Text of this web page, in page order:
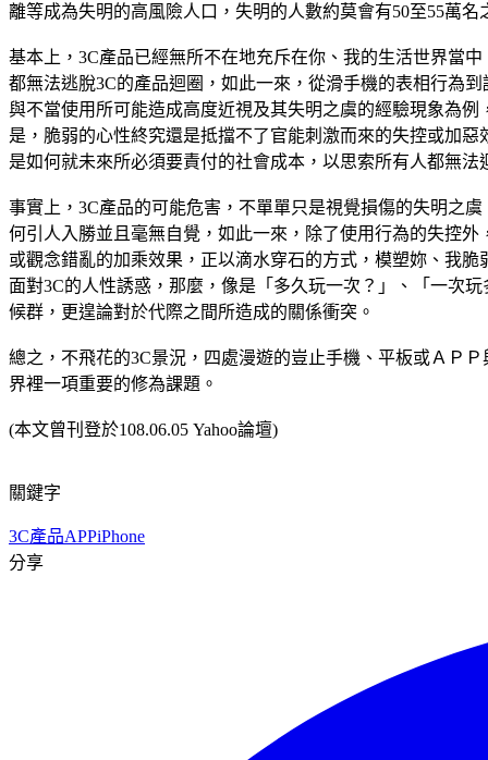
離等成為失明的高風險人口，失明的人數約莫會有50至55萬
基本上，3C產品已經無所不在地充斥在你、我的生活世界當
都無法逃脫3C的產品迴圈，如此一來，從滑手機的表相行為
與不當使用所可能造成高度近視及其失明之虞的經驗現象為
是，脆弱的心性終究還是抵擋不了官能刺激而來的失控或加
是如何就未來所必須要責付的社會成本，以思索所有人都無
事實上，3C產品的可能危害，不單單只是視覺損傷的失明之
何引人入勝並且毫無自覺，如此一來，除了使用行為的失控
或觀念錯亂的加乘效果，正以滴水穿石的方式，模塑妳、我
面對3C的人性誘惑，那麼，像是「多久玩一次？」、「一次
候群，更遑論對於代際之間所造成的關係衝突。
總之，不飛花的3C景況，四處漫遊的豈止手機、平板或ＡＰ
界裡一項重要的修為課題。
(本文曾刊登於108.06.05 Yahoo論壇)
關鍵字
3C產品APPiPhone
分享